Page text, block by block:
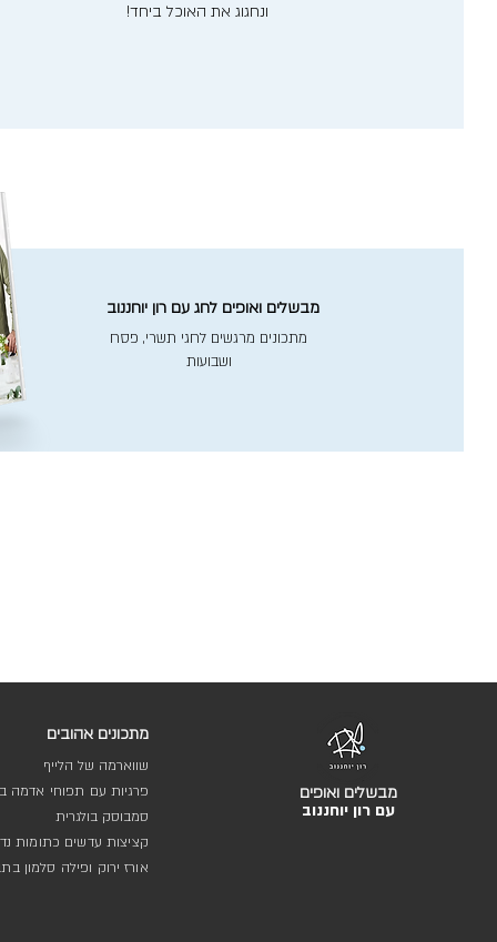
ונחגוג את האוכל ביחד!
מבשלים ואופים לחג עם רון יוחננוב
מתכונים מרגשים לחגי תשרי, פסח
ושבועות
מתכונים אהובים
שווארמה של הלייף
פרגיות עם תפוחי אדמה
סמבוסק בולגרית
קציצות עדשים כתומות
אורז ירוק ופילה סלמון
מבשלים ואופים
עם רון יוחננוב